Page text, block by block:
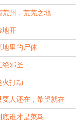
荒州，荒芜之地
地开
地里的尸体
绝邪圣
火打劫
要人还在，希望就在
底谁才是菜鸟